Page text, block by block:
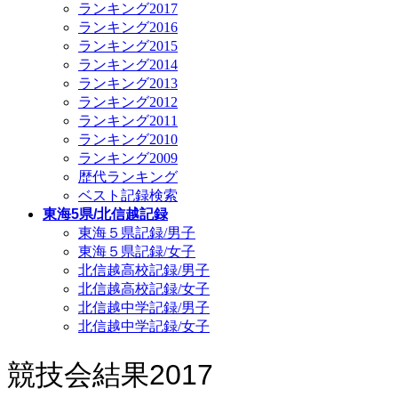
ランキング2017
ランキング2016
ランキング2015
ランキング2014
ランキング2013
ランキング2012
ランキング2011
ランキング2010
ランキング2009
歴代ランキング
ベスト記録検索
東海5県/北信越記録
東海５県記録/男子
東海５県記録/女子
北信越高校記録/男子
北信越高校記録/女子
北信越中学記録/男子
北信越中学記録/女子
競技会結果2017